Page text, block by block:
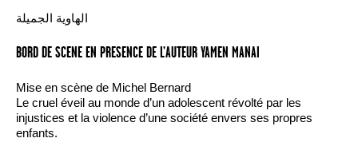
الهاوية الجميلة
BORD DE SCENE EN PRESENCE DE L’AUTEUR YAMEN MANAI
Mise en scène de Michel Bernard
Le cruel éveil au monde d’un adolescent révolté par les
injustices et la violence d’une société envers ses propres
enfants.